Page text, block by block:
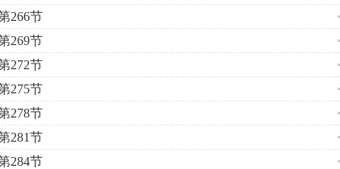
266节
269节
272节
275节
278节
281节
284节